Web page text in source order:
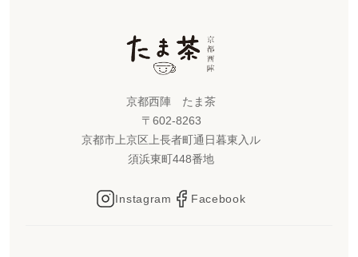
京都西陣 たま茶
〒602-8263
京都市上京区上長者町通日暮東入ル
須浜東町448番地
Instagram Facebook